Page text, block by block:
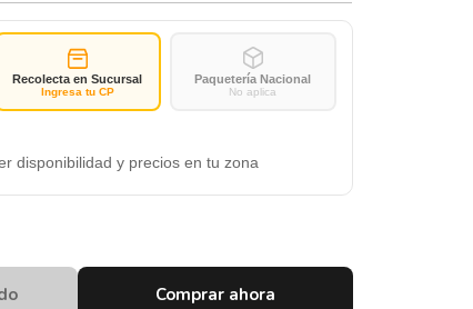
Recolecta en Sucursal
Ingresa tu CP
Paquetería Nacional
No aplica
disponibilidad y precios en tu zona
Comprar ahora